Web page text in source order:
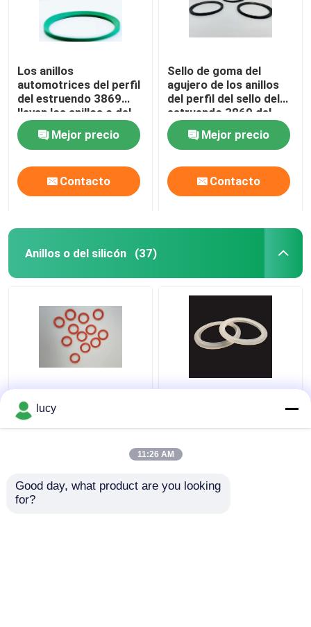
Los anillos
automotrices del perfil
del estruendo 3869
llevan los anillos o del
perfil del cuadrado de
la resistencia NBR
Mejor precio
Contacto
Sello de goma del
agujero de los anillos
del perfil del sello del
estruendo 3869 del
negro de NBR para los
transportesMejor precio
Contacto
Anillos o del silicón (37)
60-70 lacre de los
anillos o del silicón del
SI de la dureza para los
Aislamiento eléctrico
electrodomésticos
lucy
11:26 AM
Good day, what product are you looking
for?